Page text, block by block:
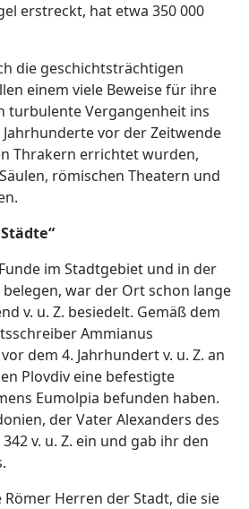
erstreckt, hat etwa 350 000
die geschichtsträchtigen
einem viele Beweise für ihre
turbulente Vergangenheit ins
vor der Zeitwende
Thrakern errichtet wurden,
römischen Theatern und
im Stadtgebiet und in der
war der Ort schon lange
v. u. Z. besiedelt. Gemäß dem
Ammianus
dem 4. Jahrhundert v. u. Z. an
Plovdiv eine befestigte
Eumolpia befunden haben.
der Vater Alexanders des
v. u. Z. ein und gab ihr den
Römer Herren der Stadt, die sie